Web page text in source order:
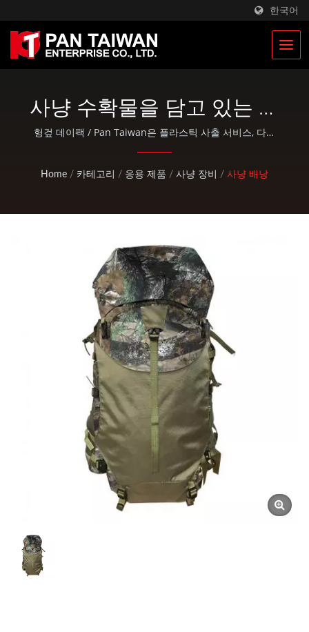
한국어
사냥 수확물을 담고 있는 위
장 사냥 배낭 | 군용 전술 가
방 및 군용 배낭 제조업체 |
헝겊 데이팩 / Pan Taiwan은 플라스틱 사출 서비스, 다이
주조, 단조, CNC 가공, EDC 파우치 및 표준 자전거 및 야외
Home / 카테고리 / 응용 제품 / 사냥 장비 / 사냥 배낭